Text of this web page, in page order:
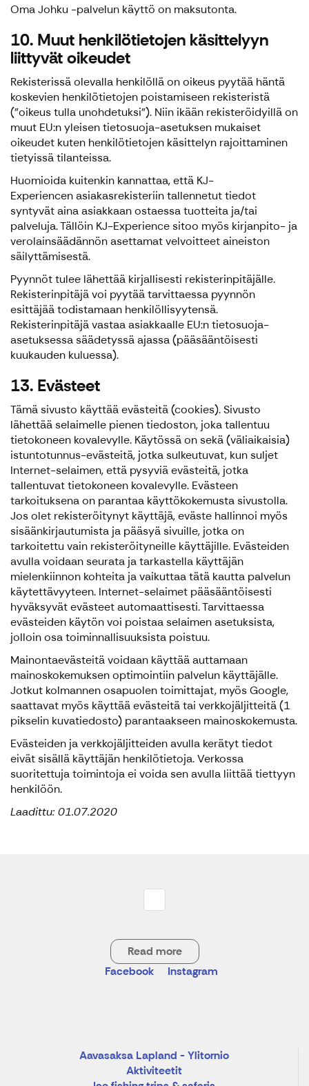
Oma Johku -palvelun käyttö on maksutonta.
10. Muut henkilötietojen käsittelyyn
liittyvät oikeudet
Rekisterissä olevalla henkilöllä on oikeus pyytää häntä
koskevien henkilötietojen poistamiseen rekisteristä
("oikeus tulla unohdetuksi"). Niin ikään rekisteröidyillä on
muut EU:n yleisen tietosuoja-asetuksen mukaiset
oikeudet kuten henkilötietojen käsittelyn rajoittaminen
tietyissä tilanteissa.
Huomioida kuitenkin kannattaa, että KJ-
Experiencen asiakasrekisteriin tallennetut tiedot
syntyvät aina asiakkaan ostaessa tuotteita ja/tai
palveluja. Tällöin KJ-Experience sitoo myös kirjanpito- ja
verolainsäädännön asettamat velvoitteet aineiston
säilyttämisestä.
Pyynnöt tulee lähettää kirjallisesti rekisterinpitäjälle.
Rekisterinpitäjä voi pyytää tarvittaessa pyynnön
esittäjää todistamaan henkilöllisyytensä.
Rekisterinpitäjä vastaa asiakkaalle EU:n tietosuoja-
asetuksessa säädetyssä ajassa (pääsääntöisesti
kuukauden kuluessa).
13. Evästeet
Tämä sivusto käyttää evästeitä (cookies). Sivusto
lähettää selaimelle pienen tiedoston, joka tallentuu
tietokoneen kovalevylle. Käytössä on sekä (väliaikaisia)
istuntotunnus-evästeitä, jotka sulkeutuvat, kun suljet
Internet-selaimen, että pysyviä evästeitä, jotka
tallentuvat tietokoneen kovalevylle. Evästeen
tarkoituksena on parantaa käyttökokemusta sivustolla.
Jos olet rekisteröitynyt käyttäjä, eväste hallinnoi myös
sisäänkirjautumista ja pääsyä sivuille, jotka on
tarkoitettu vain rekisteröityneille käyttäjille. Evästeiden
avulla voidaan seurata ja tarkastella käyttäjän
mielenkiinnon kohteita ja vaikuttaa tätä kautta palvelun
käytettävyyteen. Internet-selaimet pääsääntöisesti
hyväksyvät evästeet automaattisesti. Tarvittaessa
evästeiden käytön voi poistaa selaimen asetuksista,
jolloin osa toiminnallisuuksista poistuu.
Mainontaevästeitä voidaan käyttää auttamaan
mainoskokemuksen optimointiin palvelun käyttäjälle.
Jotkut kolmannen osapuolen toimittajat, myös Google,
saattavat myös käyttää evästeitä tai verkkojäljitteitä (1
pikselin kuvatiedosto) parantaakseen mainoskokemusta.
Evästeiden ja verkkojäljitteiden avulla kerätyt tiedot
eivät sisällä käyttäjän henkilötietoja. Verkossa
suoritettuja toimintoja ei voida sen avulla liittää tiettyyn
henkilöön.
Laadittu: 01.07.2020
Read more
Facebook
Instagram
Aavasaksa Lapland - Ylitornio
Aktiviteetit